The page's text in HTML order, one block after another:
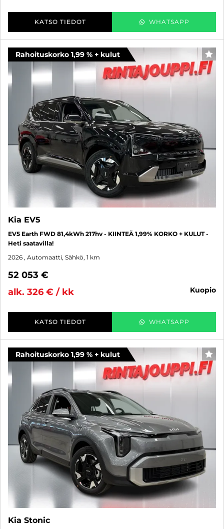
KATSO TIEDOT WHATSAPP
Rahoituskorko 1,99 % + kulut
Kia EV5
EV5 Earth FWD 81,4kWh 217hv - KIINTEÄ 1,99% KORKO + KULUT -
Heti saatavilla!
2026 , Automaatti, Sähkö, 1 km
52 053 €
alk. 326 € / kk
kuopio
KATSO TIEDOT WHATSAPP
Rahoituskorko 1,99 % + kulut
Kia Stonic